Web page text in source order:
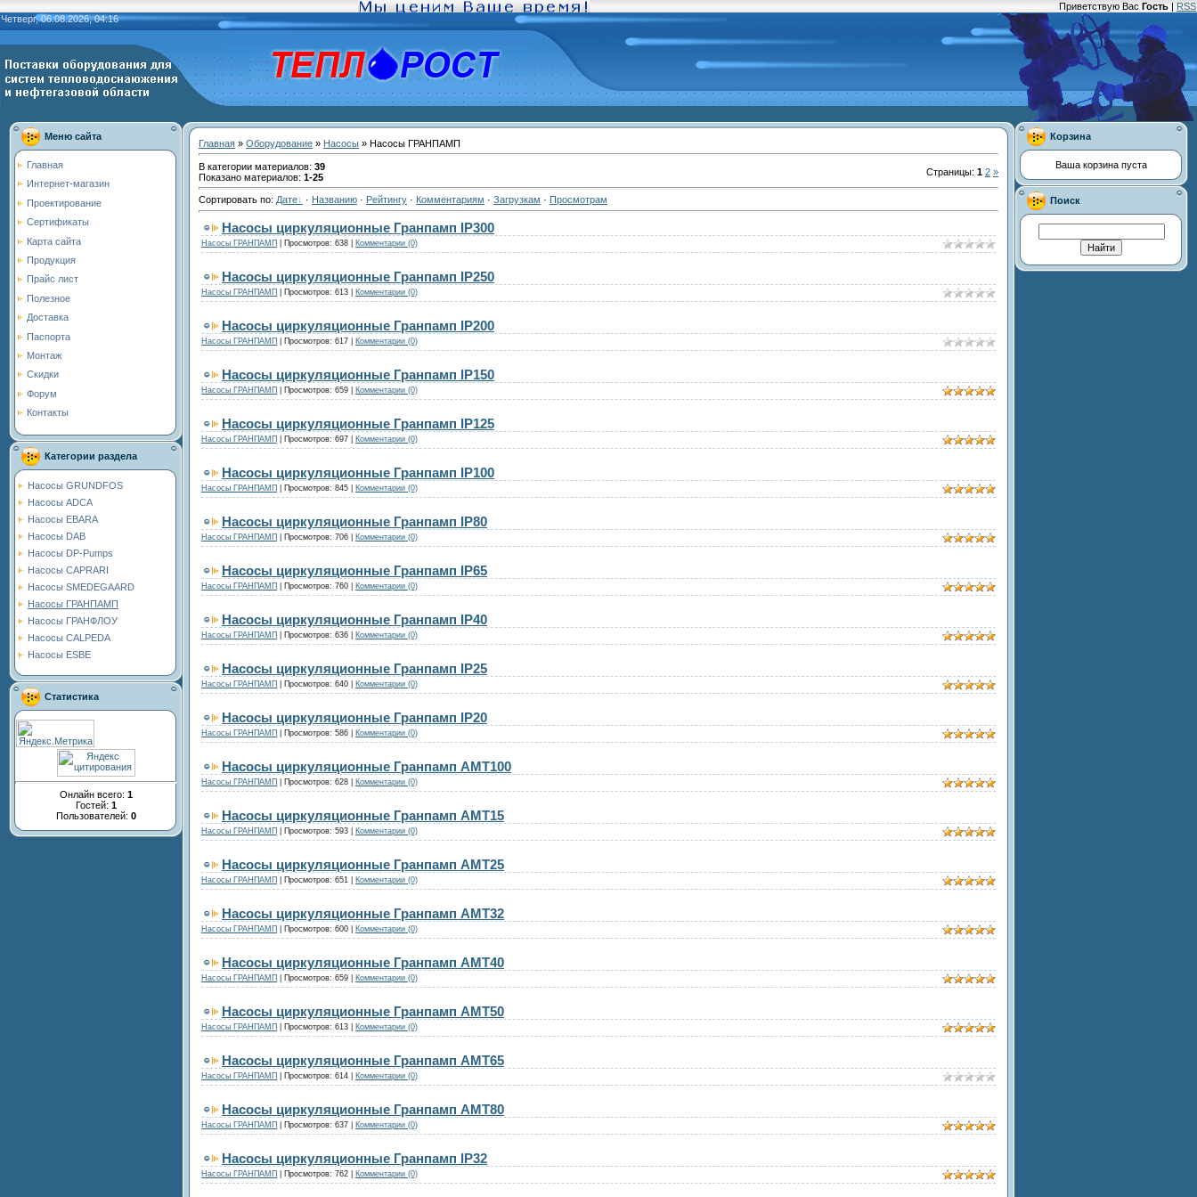
Приветствую Вас Гость | RSS
Четверг, 06.08.2026, 04:16
Меню сайта
Главная
Интернет-магазин
Проектирование
Сертификаты
Карта сайта
Продукция
Прайс лист
Полезное
Доставка
Паспорта
Монтаж
Скидки
Форум
Контакты
Категории раздела
Насосы GRUNDFOS
Насосы ADCA
Насосы EBARA
Насосы DAB
Насосы DP-Pumps
Насосы CAPRARI
Насосы SMEDEGAARD
Насосы ГРАНПАМП
Насосы ГРАНФЛОУ
Насосы CALPEDA
Насосы ESBE
Статистика
Онлайн всего: 1
Гостей: 1
Пользователей: 0
Главная » Оборудование » Насосы » Насосы ГРАНПАМП
В категории материалов: 39
Показано материалов: 1-25 Страницы: 1 2 »
Сортировать по: Дате · Названию · Рейтингу · Комментариям · Загрузкам · Просмотрам
Насосы циркуляционные Гранпамп IP300
Насосы ГРАНПАМП Просмотров: 638 Комментарии (0)
Насосы циркуляционные Гранпамп IP250
Насосы ГРАНПАМП Просмотров: 613 Комментарии (0)
Насосы циркуляционные Гранпамп IP200
Насосы ГРАНПАМП Просмотров: 617 Комментарии (0)
Насосы циркуляционные Гранпамп IP150
Насосы ГРАНПАМП Просмотров: 659 Комментарии (0)
Насосы циркуляционные Гранпамп IP125
Насосы ГРАНПАМП Просмотров: 697 Комментарии (0)
Насосы циркуляционные Гранпамп IP100
Насосы ГРАНПАМП Просмотров: 845 Комментарии (0)
Насосы циркуляционные Гранпамп IP80
Насосы ГРАНПАМП Просмотров: 706 Комментарии (0)
Насосы циркуляционные Гранпамп IP65
Насосы ГРАНПАМП Просмотров: 760 Комментарии (0)
Насосы циркуляционные Гранпамп IP40
Насосы ГРАНПАМП Просмотров: 636 Комментарии (0)
Насосы циркуляционные Гранпамп IP25
Насосы ГРАНПАМП Просмотров: 640 Комментарии (0)
Насосы циркуляционные Гранпамп IP20
Насосы ГРАНПАМП Просмотров: 586 Комментарии (0)
Насосы циркуляционные Гранпамп AMT100
Насосы ГРАНПАМП Просмотров: 628 Комментарии (0)
Насосы циркуляционные Гранпамп AMT15
Насосы ГРАНПАМП Просмотров: 593 Комментарии (0)
Насосы циркуляционные Гранпамп AMT25
Насосы ГРАНПАМП Просмотров: 651 Комментарии (0)
Насосы циркуляционные Гранпамп AMT32
Насосы ГРАНПАМП Просмотров: 600 Комментарии (0)
Насосы циркуляционные Гранпамп AMT40
Насосы ГРАНПАМП Просмотров: 659 Комментарии (0)
Насосы циркуляционные Гранпамп AMT50
Насосы ГРАНПАМП Просмотров: 613 Комментарии (0)
Насосы циркуляционные Гранпамп AMT65
Насосы ГРАНПАМП Просмотров: 614 Комментарии (0)
Насосы циркуляционные Гранпамп AMT80
Насосы ГРАНПАМП Просмотров: 637 Комментарии (0)
Насосы циркуляционные Гранпамп IP32
Насосы ГРАНПАМП Просмотров: 762 Комментарии (0)
Корзина
Ваша корзина пуста
Поиск